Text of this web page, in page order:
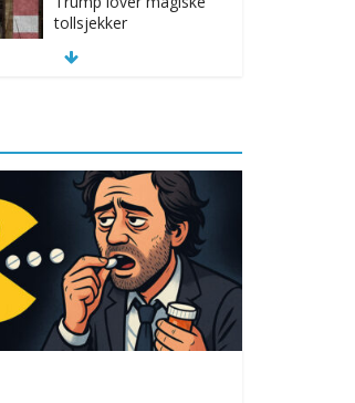
tollsjekker
No Comments
klimakrisen i Norge
november 12, 2025
No Comments
Drone stopper
flytrafikken i Stockholm,
ekspert mistenker MDG
november 6, 2025
No Comments